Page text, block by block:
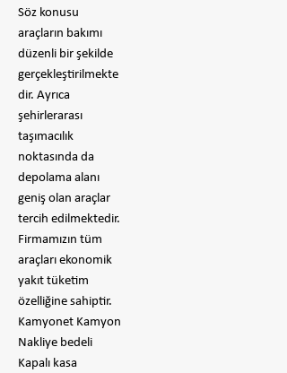
Söz konusu
araçların bakımı
düzenli bir şekilde
gerçekleştirilmekte
dir. Ayrıca
şehirlerarası
taşımacılık
noktasında da
depolama alanı
geniş olan araçlar
tercih edilmektedir.
Firmamızın tüm
araçları ekonomik
yakıt tüketim
özelliğine sahiptir.
Kamyonet Kamyon
Nakliye bedeli
Kapalı kasa